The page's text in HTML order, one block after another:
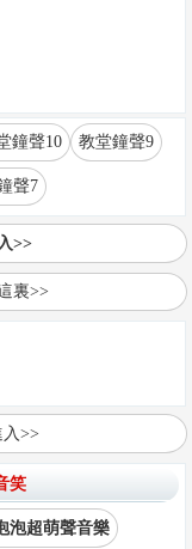
鐘聲10 教堂鐘聲9
聲7
>>
裏>>
>>
笑
泡超萌聲音樂